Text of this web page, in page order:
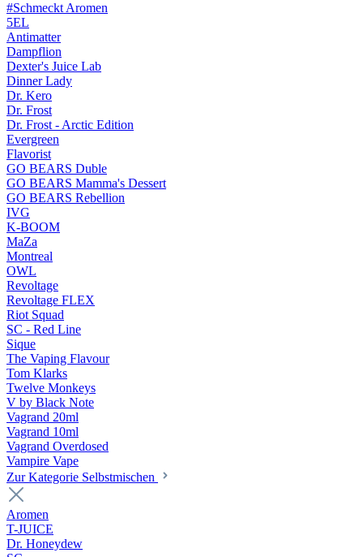
#Schmeckt Aromen
5EL
Antimatter
Dampflion
Dexter's Juice Lab
Dinner Lady
Dr. Kero
Dr. Frost
Dr. Frost - Arctic Edition
Evergreen
Flavorist
GO BEARS Duble
GO BEARS Mamma's Dessert
GO BEARS Rebellion
IVG
K-BOOM
MaZa
Montreal
OWL
Revoltage
Revoltage FLEX
Riot Squad
SC - Red Line
Sique
The Vaping Flavour
Tom Klarks
Twelve Monkeys
V by Black Note
Vagrand 20ml
Vagrand 10ml
Vagrand Overdosed
Vampire Vape
Zur Kategorie Selbstmischen
Aromen
T-JUICE
Dr. Honeydew